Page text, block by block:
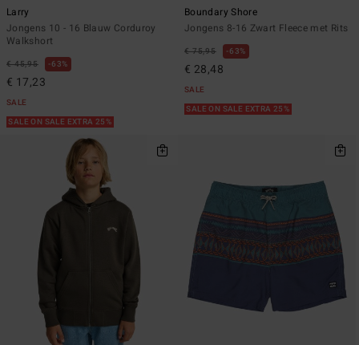
Larry
Jongens 10 - 16 Blauw Corduroy
Walkshort
€ 45,95 63%
€ 17,23
SALE
SALE ON SALE EXTRA 25%
Boundary Shore
Jongens 8-16 Zwart Fleece met Rits
€ 75,95 63%
€ 28,48
SALE
SALE ON SALE EXTRA 25%